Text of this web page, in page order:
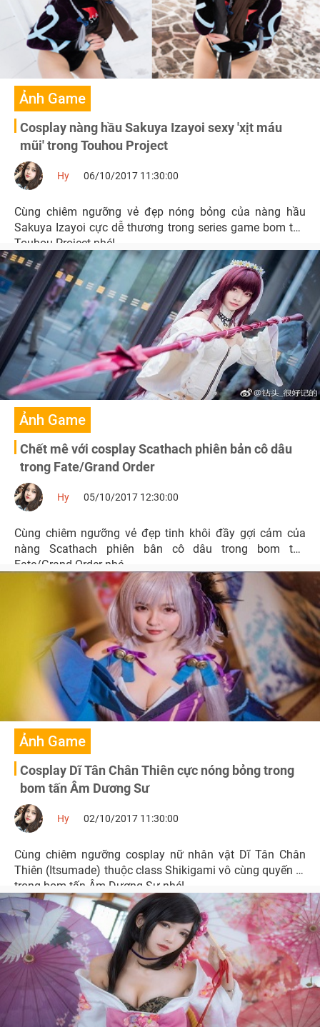
Ảnh Game
Cosplay nàng hầu Sakuya Izayoi sexy 'xịt máu
mũi' trong Touhou Project
Hy 06/10/2017 11:30:00
Cùng chiêm ngưỡng vẻ đẹp nóng bỏng của nàng hầu
Sakuya Izayoi cực dễ thương trong series game bom tấn
Touhou Project nhé!
Ảnh Game
Chết mê với cosplay Scathach phiên bản cô dâu
trong Fate/Grand Order
Hy 05/10/2017 12:30:00
Cùng chiêm ngưỡng vẻ đẹp tinh khôi đầy gợi cảm của
nàng Scathach phiên bân cô dâu trong bom tấn
Fate/Grand Order nhé.
Ảnh Game
Cosplay Dĩ Tân Chân Thiên cực nóng bỏng trong
bom tấn Âm Dương Sư
Hy 02/10/2017 11:30:00
Cùng chiêm ngưỡng cosplay nữ nhân vật Dĩ Tân Chân
Thiên (Itsumade) thuộc class Shikigami vô cùng quyến rũ
trong bom tấn Âm Dương Sư nhé!